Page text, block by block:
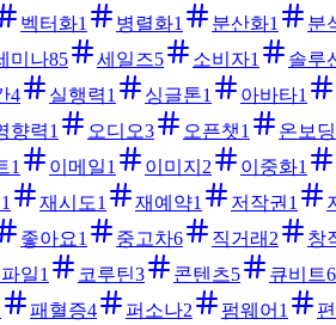
벡터화1 병렬화1 분산화1 분
미나85 세일즈5 소비자1 솔루
4 실행력1 싱글톤1 아바타1
향력1 오디오3 오픈챗1 온보딩
1 이메일1 이미지 2 이중화1
1 재시도1 재예약1 저작권 1
좋아요1 중고차6 직거래 2 창
일1 코루틴3 콘텐츠5 큐비트6
패혈증4 퍼소나2 펌웨어 1